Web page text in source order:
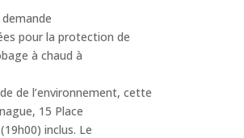
demande
pour la protection de
à chaud à
de l’environnement, cette
15 Place
inclus. Le